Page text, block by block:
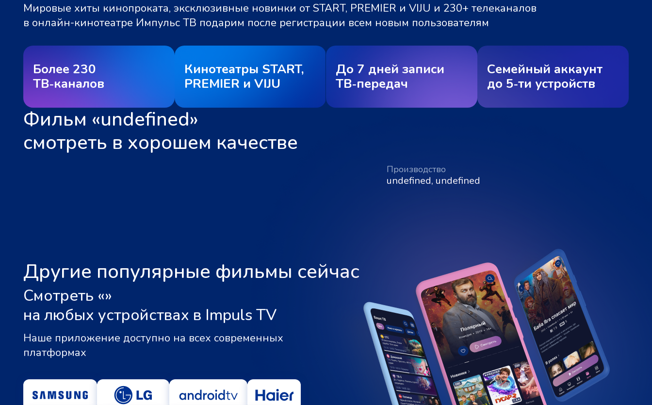
Мировые хиты кинопроката, эксклюзивные новинки от START, PREMIER и VIJU и 230+ телеканалов
в онлайн-кинотеатре Импульс ТВ подарим после регистрации всем новым пользователям
Более 230
ТВ‑каналов
Кинотеатры START,
PREMIER и VIJU
До 7 дней записи
ТВ‑передач
Семейный аккаунт
до 5‑ти устройств
Фильм «undefined»
смотреть в хорошем качестве
Производство
undefined, undefined
Другие популярные фильмы сейчас
Смотреть «»
на любых устройствах в Impuls TV
Наше приложение доступно на всех современных
платформах